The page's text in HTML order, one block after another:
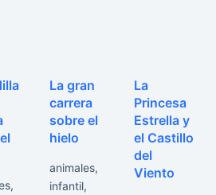
,
La gran
carrera
sobre el
hielo
animales,
infantil,
La
Princesa
Estrella y
el Castillo
del
Viento